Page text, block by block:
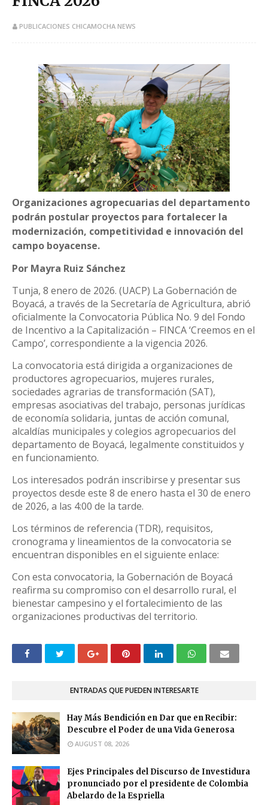
PUBLICACIONES CHICAMOCHA NEWS
Organizaciones agropecuarias del departamento
podrán postular proyectos para fortalecer la
modernización, competitividad e innovación del
campo boyacense.
Por Mayra Ruiz Sánchez
Tunja, 8 enero de 2026. (UACP) La Gobernación de
Boyacá, a través de la Secretaría de Agricultura, abrió
oficialmente la Convocatoria Pública No. 9 del Fondo
de Incentivo a la Capitalización – FINCA ‘Creemos en el
Campo’, correspondiente a la vigencia 2026.
La convocatoria está dirigida a organizaciones de
productores agropecuarios, mujeres rurales,
sociedades agrarias de transformación (SAT),
empresas asociativas del trabajo, personas jurídicas
de economía solidaria, juntas de acción comunal,
alcaldías municipales y colegios agropecuarios del
departamento de Boyacá, legalmente constituidos y
en funcionamiento.
Los interesados podrán inscribirse y presentar sus
proyectos desde este 8 de enero hasta el 30 de enero
de 2026, a las 4:00 de la tarde.
Los términos de referencia (TDR), requisitos,
cronograma y lineamientos de la convocatoria se
encuentran disponibles en el siguiente enlace:
Con esta convocatoria, la Gobernación de Boyacá
reafirma su compromiso con el desarrollo rural, el
bienestar campesino y el fortalecimiento de las
organizaciones productivas del territorio.
ENTRADAS QUE PUEDEN INTERESARTE
Hay Más Bendición en Dar que en Recibir:
Descubre el Poder de una Vida Generosa
AUGUST 08, 2026
Ejes Principales del Discurso de Investidura
pronunciado por el presidente de Colombia
Abelardo de la Espriella